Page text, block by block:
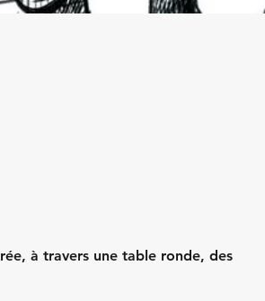
à travers une table ronde, des